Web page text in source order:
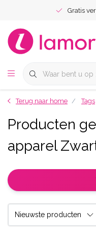
Gratis
Terug naar home Tags
Producten
apparel